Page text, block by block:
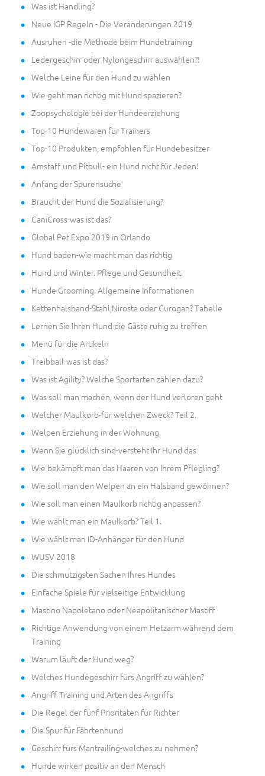
Was ist Handling?
Neue IGP Regeln - Die Veränderungen 2019
Ausruhen -die Methode beim Hundetraining
Ledergeschirr oder Nylongeschirr auswählen?!
Welche Leine für den Hund zu wählen
Wie geht man richtig mit Hund spazieren?
Zoopsychologie bei der Hundeerziehung
Top-10 Hundewaren für Trainers
Top-10 Produkten, empfohlen für Hundebesitzer
Amstaff und Pitbull- ein Hund nicht für Jeden!
Anfang der Spurensuche
Braucht der Hund die Sozialisierung?
CaniCross-was ist das?
Global Pet Expo 2019 in Orlando
Hund baden-wie macht man das richtig
Hund und Winter. Pflege und Gesundheit.
Hunde Grooming. Allgemeine Informationen
Kettenhalsband-Stahl,Nirosta oder Curogan? Tabelle
Lernen Sie Ihren Hund die Gäste ruhig zu treffen
Menü für die Artikeln
Treibball-was ist das?
Was ist Agility? Welche Sportarten zählen dazu?
Was soll man machen, wenn der Hund verloren geht
Welcher Maulkorb-für welchen Zweck? Teil 2.
Welpen Erziehung in der Wohnung
Wenn Sie glücklich sind-versteht Ihr Hund das
Wie bekämpft man das Haaren von Ihrem Pflegling?
Wie soll man den Welpen an ein Halsband gewöhnen?
Wie soll man einen Maulkorb richtig anpassen?
Wie wählt man ein Maulkorb? Teil 1.
Wie wählt man ID-Anhänger für den Hund
WUSV 2018
Die schmutzigsten Sachen Ihres Hundes
Einfache Spiele für vielseitige Entwicklung
Mastino Napoletano oder Neapolitanischer Mastiff
Richtige Anwendung von einem Hetzarm während dem
Training
Warum läuft der Hund weg?
Welches Hundegeschirr fürs Angriff zu wählen?
Angriff Training und Arten des Angriffs
Die Regel der fünf Prioritäten für Richter
Die Spur für Fährtenhund
Geschirr fürs Mantrailing-welches zu nehmen?
Hunde wirken positiv an den Mensch